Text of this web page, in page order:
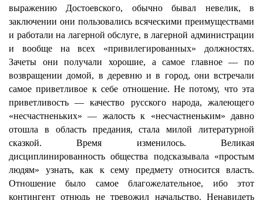
выражению Достоевского, обычно бывал невелик, в
заключении они пользовались всяческими преимуществами
и работали на лагерной обслуге, в лагерной администрации
и вообще на всех «привилегированных» должностях.
Зачеты они получали хорошие, а самое главное — по
возвращении домой, в деревню и в город, они встречали
самое приветливое к себе отношение. Не потому, что эта
приветливость — качество русского народа, жалеющего
«несчастненьких» — жалость к «несчастненьким» давно
отошла в область предания, стала милой литературной
сказкой. Время изменилось. Великая
дисциплинированность общества подсказывала «простым
людям» узнать, как к сему предмету относится власть.
Отношение было самое благожелательное, ибо этот
контингент отнюдь не тревожил начальство. Ненавидеть